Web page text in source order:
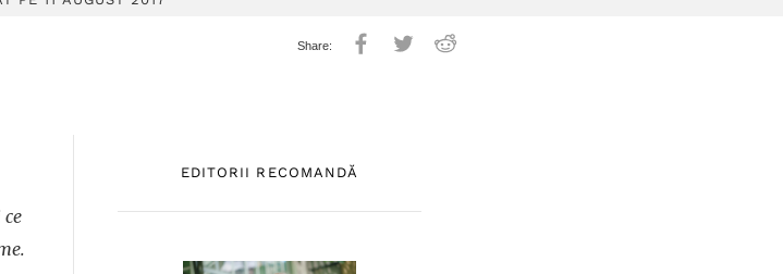
EDITORII RECOMANDĂ